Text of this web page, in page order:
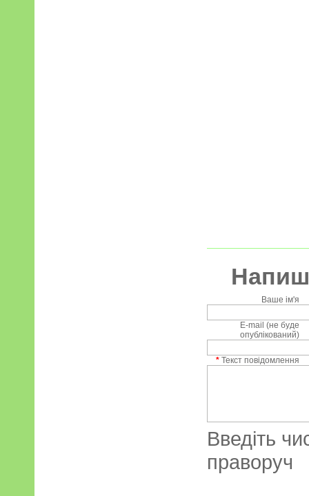
Ваше ім'я
E-mail (не буде
опублікований)
* Текст повідомлення
Введіть
праворуч